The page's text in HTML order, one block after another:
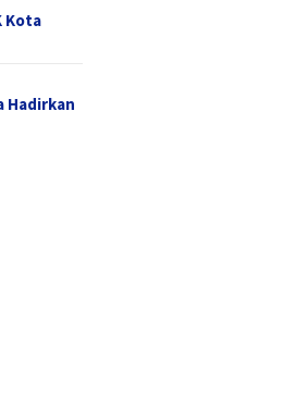
Kota
Hadirkan